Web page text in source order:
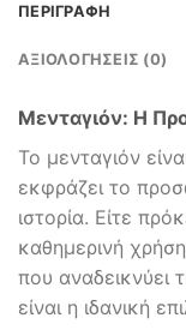
ΠΕΡΙΓΡΑΦΉ
ΑΞΙΟΛΟΓΉΣΕΙΣ (0)
Μενταγιόν: Η
Το μενταγιόν
εκφράζει το
ιστορία. Είτε
καθημερινή
που αναδεικνύει
είναι η ιδανική